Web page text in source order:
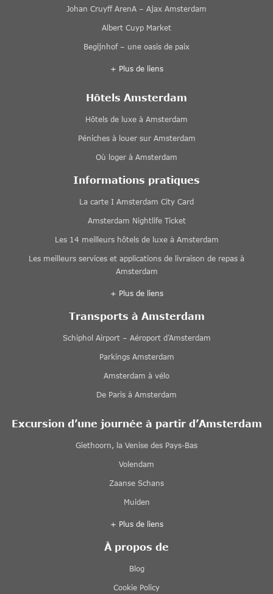
Johan Cruyff ArenA – Ajax Amsterdam
Albert Cuyp Market
Begijnhof – une oasis de paix
+ Plus de liens
Hôtels Amsterdam
Hôtels de luxe à Amsterdam
Péniches à louer sur Amsterdam
Où loger à Amsterdam
Informations pratiques
La carte I Amsterdam City Card
Amsterdam Nightlife Ticket
Les 14 meilleurs hôtels de luxe à Amsterdam
Les meilleurs services et applications de livraison de repas à
Amsterdam
+ Plus de liens
Transports à Amsterdam
Schiphol Airport – Aéroport d’Amsterdam
Parkings Amsterdam
Amsterdam à vélo
De Paris à Amsterdam
Excursion d’une journée à partir d’Amsterdam
Giethoorn, la Venise des Pays-Bas
Volendam
Zaanse Schans
Muiden
+ Plus de liens
À propos de
Blog
Cookie Policy